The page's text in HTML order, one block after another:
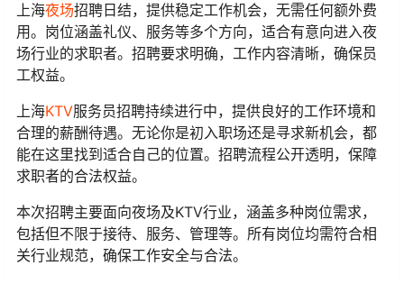
上海夜场招聘日结，提供稳定工作机会，无需任何额外费
用。岗位涵盖礼仪、服务等多个方向，适合有意向进入夜
场行业的求职者。招聘要求明确，工作内容清晰，确保员
工权益。
上海KTV服务员招聘持续进行中，提供良好的工作环境和
合理的薪酬待遇。无论你是初入职场还是寻求新机会，都
能在这里找到适合自己的位置。招聘流程公开透明，保障
求职者的合法权益。
本次招聘主要面向夜场及KTV行业，涵盖多种岗位需求，
包括但不限于接待、服务、管理等。所有岗位均需符合相
关行业规范，确保工作安全与合法。